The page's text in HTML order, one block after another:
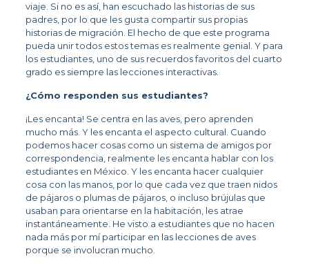
viaje. Si no es así, han escuchado las historias de sus
padres, por lo que les gusta compartir sus propias
historias de migración. El hecho de que este programa
pueda unir todos estos temas es realmente genial. Y para
los estudiantes, uno de sus recuerdos favoritos del cuarto
grado es siempre las lecciones interactivas.
¿Cómo responden sus estudiantes?
¡Les encanta! Se centra en las aves, pero aprenden
mucho más. Y les encanta el aspecto cultural. Cuando
podemos hacer cosas como un sistema de amigos por
correspondencia, realmente les encanta hablar con los
estudiantes en México. Y les encanta hacer cualquier
cosa con las manos, por lo que cada vez que traen nidos
de pájaros o plumas de pájaros, o incluso brújulas que
usaban para orientarse en la habitación, les atrae
instantáneamente. He visto a estudiantes que no hacen
nada más por mí participar en las lecciones de aves
porque se involucran mucho.